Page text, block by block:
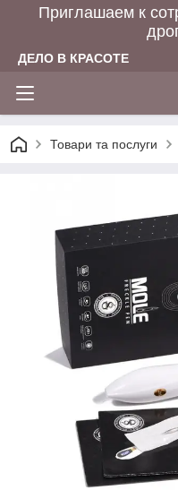
Приглашаем к
ДЕЛО В КРАСОТЕ
Товари та послуги